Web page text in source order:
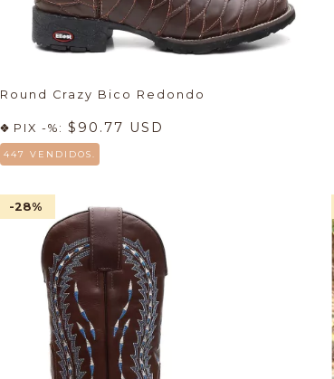
Round Crazy Bico Redondo
PIX -%: $90.77 USD
447 VENDIDOS.
-28%